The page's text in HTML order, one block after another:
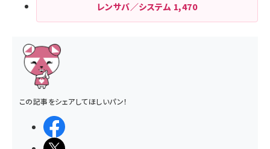
レンサバ／システム 1,470
この記事をシェアしてほしいパン！